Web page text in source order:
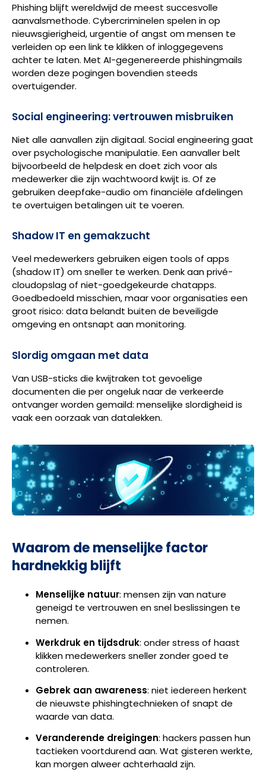
Phishing blijft wereldwijd de meest succesvolle
aanvalsmethode. Cybercriminelen spelen in op
nieuwsgierigheid, urgentie of angst om mensen te
verleiden op een link te klikken of inloggegevens
achter te laten. Met AI-gegenereerde phishingmails
worden deze pogingen bovendien steeds
overtuigender.
Social engineering: vertrouwen misbruiken
Niet alle aanvallen zijn digitaal. Social engineering gaat
over psychologische manipulatie. Een aanvaller belt
bijvoorbeeld de helpdesk en doet zich voor als
medewerker die zijn wachtwoord kwijt is. Of ze
gebruiken deepfake-audio om financiële afdelingen
te overtuigen betalingen uit te voeren.
Shadow IT en gemakzucht
Veel medewerkers gebruiken eigen tools of apps
(shadow IT) om sneller te werken. Denk aan privé-
cloudopslag of niet-goedgekeurde chatapps.
Goedbedoeld misschien, maar voor organisaties een
groot risico: data belandt buiten de beveiligde
omgeving en ontsnapt aan monitoring.
Slordig omgaan met data
Van USB-sticks die kwijtraken tot gevoelige
documenten die per ongeluk naar de verkeerde
ontvanger worden gemaild: menselijke slordigheid is
vaak een oorzaak van datalekken.
Waarom de menselijke factor
hardnekkig blijft
Menselijke natuur: mensen zijn van nature
geneigd te vertrouwen en snel beslissingen te
nemen.
Werkdruk en tijdsdruk: onder stress of haast
klikken medewerkers sneller zonder goed te
controleren.
Gebrek aan awareness: niet iedereen herkent
de nieuwste phishingtechnieken of snapt de
waarde van data.
Veranderende dreigingen: hackers passen hun
tactieken voortdurend aan. Wat gisteren werkte,
kan morgen alweer achterhaald zijn.